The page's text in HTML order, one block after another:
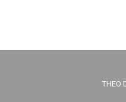
THEO